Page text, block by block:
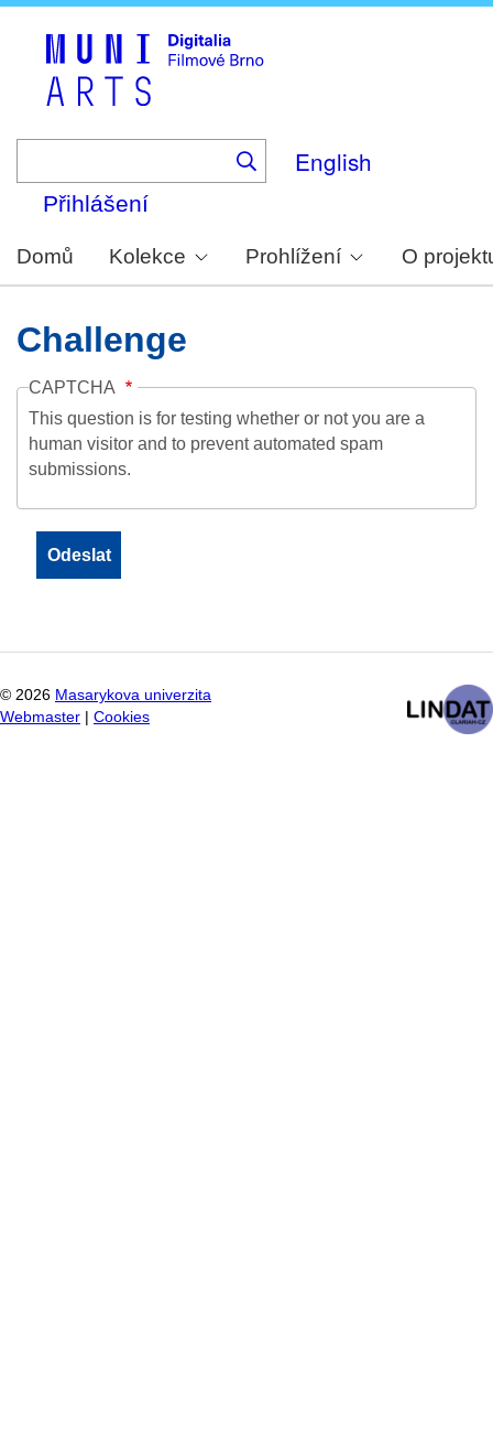
English
Přihlášení
Domů Kolekce Prohlížení O
Challenge
CAPTCHA
This question is for testing whether or not you are a
human visitor and to prevent automated spam
submissions.
© 2026 Masarykova univerzita
Webmaster
Cookies